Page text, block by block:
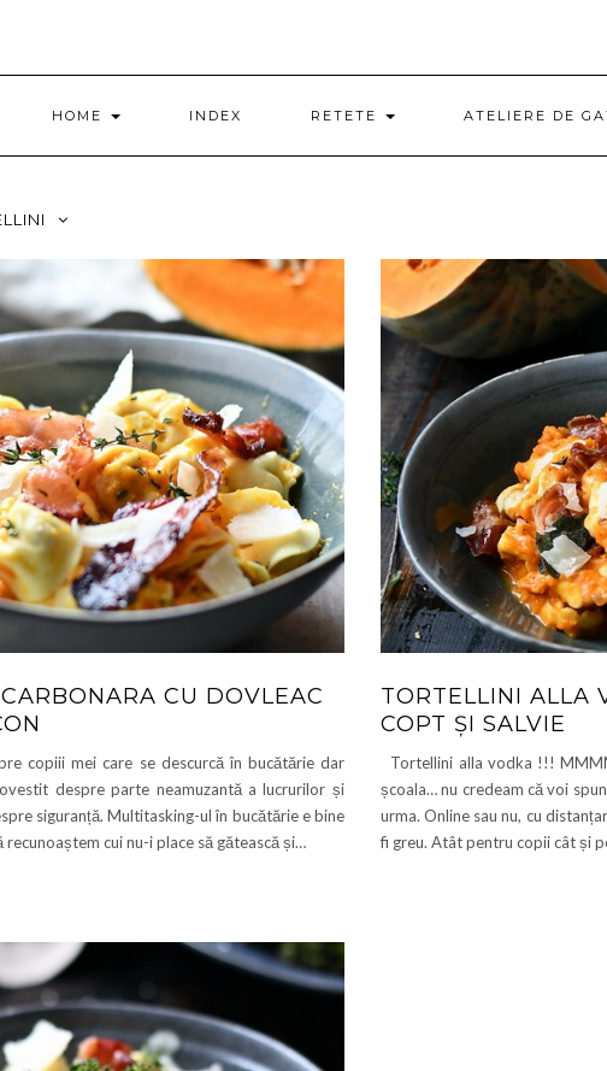
HOME INDEX RETETE ATELIERE DE
CU DOVLEAC
copiii mei care se descurcă în bucătărie dar
despre parte neamuzantă a lucrurilor și
siguranță. Multitasking-ul în bucătărie e bine
recunoaștem cui nu-i place să gătească și…
TORTELLINI ALLA
COPT ȘI SALVIE
Tortellini alla vodka !!!
școala… nu credeam că voi
urma. Online sau nu, cu
fi greu. Atât pentru copii cât și